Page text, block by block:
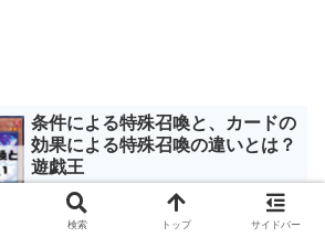
条件による特殊召喚と、カードの
効果による特殊召喚の違いとは？
遊戯王
あなたは条件による特殊召喚と、発動した
検索 トップ サイドバー